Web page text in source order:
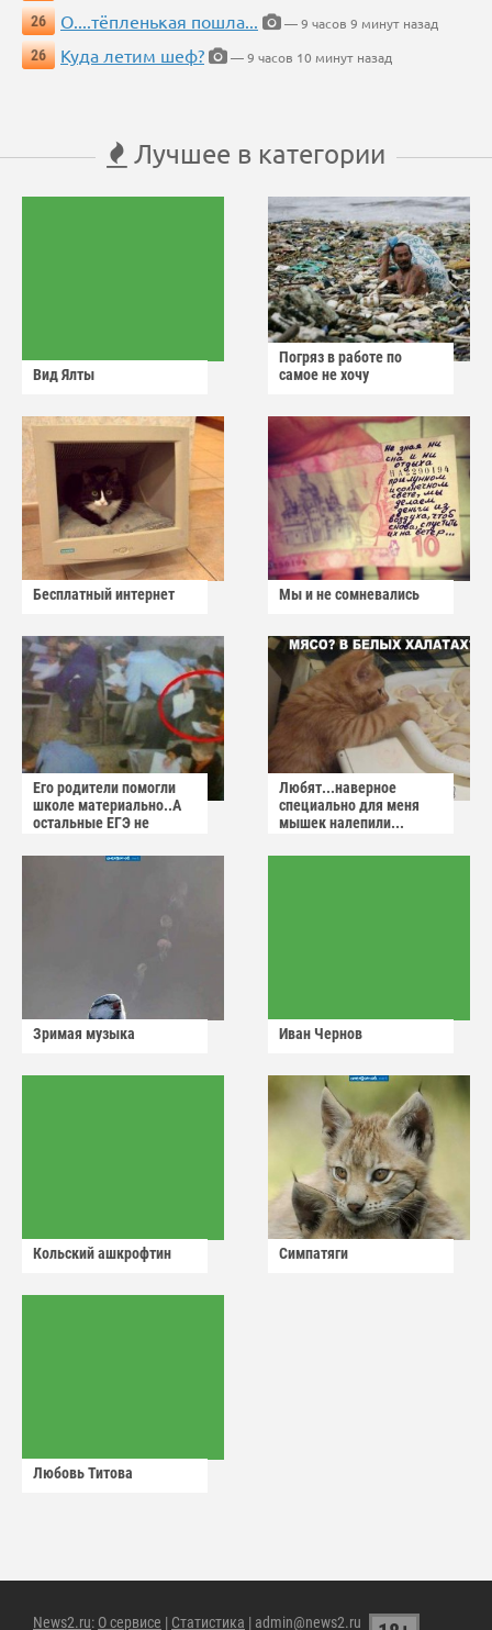
26
О....тёпленькая пошла...
— 9 часов 9 минут назад
26
Куда летим шеф? — 9 часов 10 минут назад
Лучшее в категории
Вид Ялты
Погряз в работе по
самое не хочу
Бесплатный интернет Мы и не сомневались
Его родители помогли
школе материально..А
остальные ЕГЭ не
Любят...наверное
специально для меня
мышек налепили...
Зримая музыка Иван Чернов
Кольский ашкрофтин Симпатяги
Любовь Титова
News2.ru: О сервисе | Статистика | admin@news2.ru